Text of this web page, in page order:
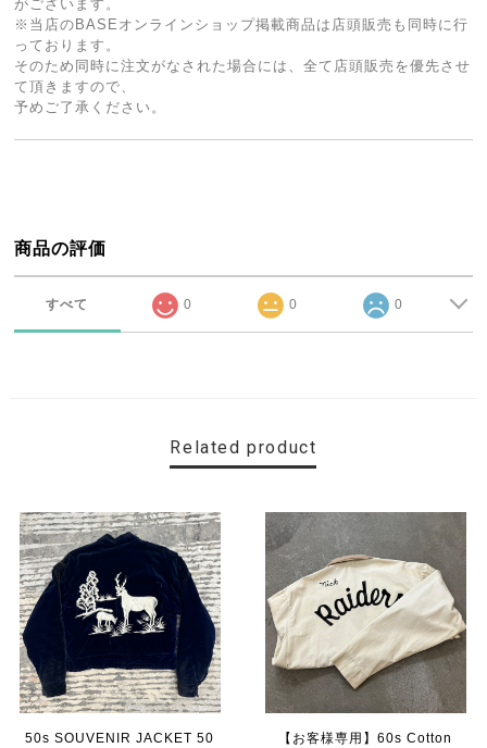
がございます。
※当店のBASEオンラインショップ掲載商品は店頭販売も同時に行
っております。
そのため同時に注文がなされた場合には、全て店頭販売を優先させ
て頂きますので、
予めご了承ください。
商品の評価
すべて 0 0 0
Related product
50s SOUVENIR JACKET 50
【お客様専用】60s Cotton